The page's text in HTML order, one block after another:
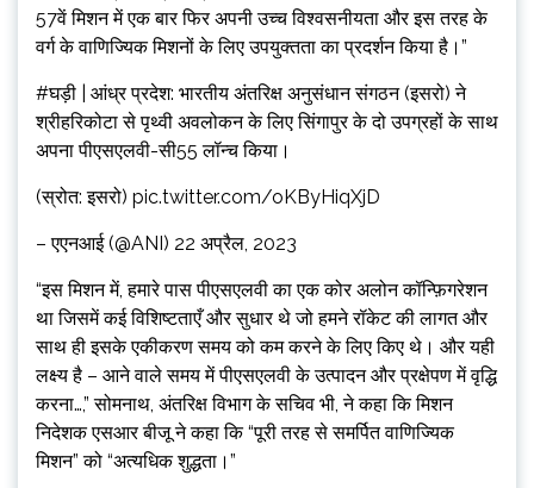
57वें मिशन में एक बार फिर अपनी उच्च विश्वसनीयता और इस तरह के
वर्ग के वाणिज्यिक मिशनों के लिए उपयुक्तता का प्रदर्शन किया है।”
#घड़ी | आंध्र प्रदेश: भारतीय अंतरिक्ष अनुसंधान संगठन (इसरो) ने
श्रीहरिकोटा से पृथ्वी अवलोकन के लिए सिंगापुर के दो उपग्रहों के साथ
अपना पीएसएलवी-सी55 लॉन्च किया।
(स्रोत: इसरो) pic.twitter.com/oKByHiqXjD
– एएनआई (@ANI) 22 अप्रैल, 2023
“इस मिशन में, हमारे पास पीएसएलवी का एक कोर अलोन कॉन्फ़िगरेशन
था जिसमें कई विशिष्टताएँ और सुधार थे जो हमने रॉकेट की लागत और
साथ ही इसके एकीकरण समय को कम करने के लिए किए थे। और यही
लक्ष्य है – आने वाले समय में पीएसएलवी के उत्पादन और प्रक्षेपण में वृद्धि
करना…,” सोमनाथ, अंतरिक्ष विभाग के सचिव भी, ने कहा कि मिशन
निदेशक एसआर बीजू ने कहा कि “पूरी तरह से समर्पित वाणिज्यिक
मिशन” को “अत्यधिक शुद्धता।”